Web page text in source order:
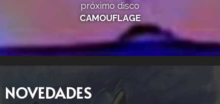
próximo disco
CAMOUFLAGE
NOVEDADES